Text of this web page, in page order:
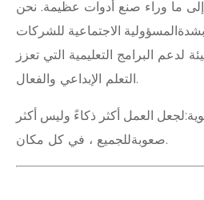
ما وراء صنع أدوات عظيمة. نحن
لدعم البرامج التعليمية التي تعزز
التعلم الإبداعي والفعال.
لجعل العمل أكثر ذكاءً وليس أكثر
صعوبةللجميع ، في كل مكان.